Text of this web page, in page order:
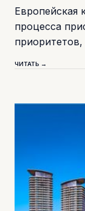
Европейская
процесса
ЧИТАТЬ →